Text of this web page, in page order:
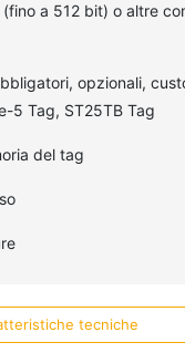
a 512 bit) o altre
opzionali,
5 Tag, ST25TB Tag
del tag
tecniche